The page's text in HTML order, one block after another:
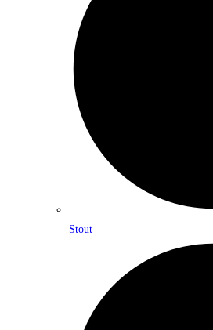
Stout